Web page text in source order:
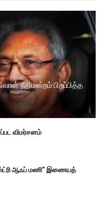
நீதிமன்றம் பிறப்பித்த
விமர்சனம்
ஆஃப் மணி” இணையத்